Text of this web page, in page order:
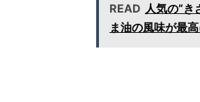
READ 人気の”
ま油の風味が最